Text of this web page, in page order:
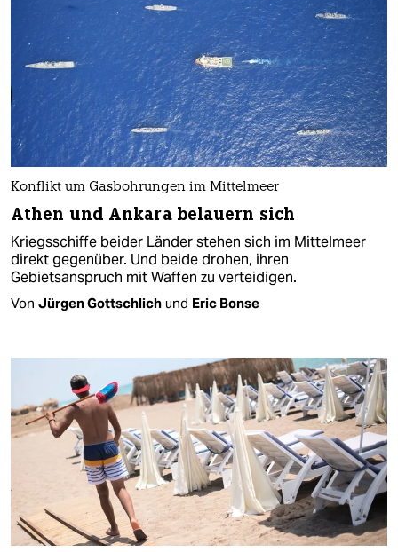
Konflikt um Gasbohrungen im Mittelmeer
Athen und Ankara belauern sich
Kriegsschiffe beider Länder stehen sich im Mittelmeer
direkt gegenüber. Und beide drohen, ihren
Gebietsanspruch mit Waffen zu verteidigen.
Von Jürgen Gottschlich und Eric Bonse